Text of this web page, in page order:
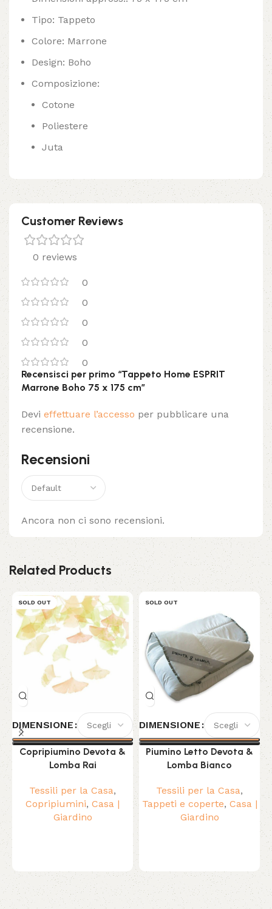
Tipo: Tappeto
Colore: Marrone
Design: Boho
Composizione:
Cotone
Poliestere
Juta
Customer Reviews
0 reviews
0
0
0
0
0
Recensioni
Ancora non ci sono recensioni.
Recensisci per primo “Tappeto Home ESPRIT
Marrone Boho 75 x 175 cm”
Devi effettuare l’accesso per pubblicare una
recensione.
Related Products
SOLD OUT
DIMENSIONE
Copripiumino Devota &
Lomba Rai
Tessili per la Casa,
Copripiumini, Casa |
Giardino
SOLD OUT
DIMENSIONE
Piumino Letto Devota &
Lomba Bianco
Tessili per la Casa,
Tappeti e coperte, Casa |
Giardino
Read More